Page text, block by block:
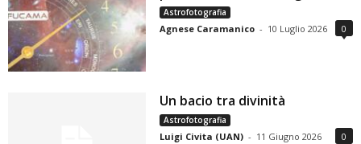
Astrofotografia
Agnese Caramanico - 10 Luglio 2026 0
Un bacio tra divinità
Astrofotografia
Luigi Civita (UAN) - 11 Giugno 2026 0